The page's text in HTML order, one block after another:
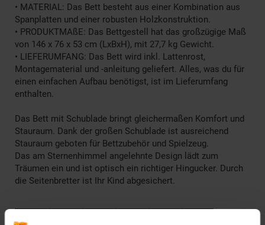
• MATERIAL: Das Bett besteht aus einer Kombination aus
Spanplatten und einer robusten Holzkonstruktion.
• PRODUKTMAßE: Das Bettgestell hat das großzügige Maß
von 146 x 76 x 53 cm (LxBxH), mit 27,7 kg Gewicht.
• LIEFERUMFANG: Das Bett wird inkl. Lattenrost,
Montagematerial und -anleitung geliefert. Alles, was du für
einen einfachen Aufbau benötigst, ist im Lieferumfang
enthalten.
Das Bett mit Schublade bringt gleichermaßen Komfort und
Stauraum. Dank der großen Schublade ist ausreichend
Stauraum geboten für Bettzubehör und Spielzeug.
Das am Sternenhimmel angelehnte Design lädt zum
Träumen ein und ist optisch ein richtiger Hingucker. Durch
die Seitenbretter ist Ihr Kind abgesichert.